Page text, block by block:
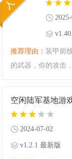
推荐理由： 装甲前
的武器，你的攻击
烈，随时有可能击
2024-07-02
v1.2.1 最新版